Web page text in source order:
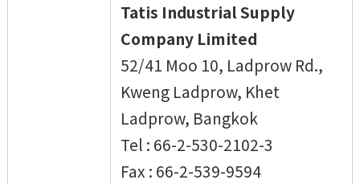
Tatis Industrial Supply
Company Limited
52/41 Moo 10, Ladprow Rd.,
Kweng Ladprow, Khet
Ladprow, Bangkok
Tel : 66-2-530-2102-3
Fax : 66-2-539-9594